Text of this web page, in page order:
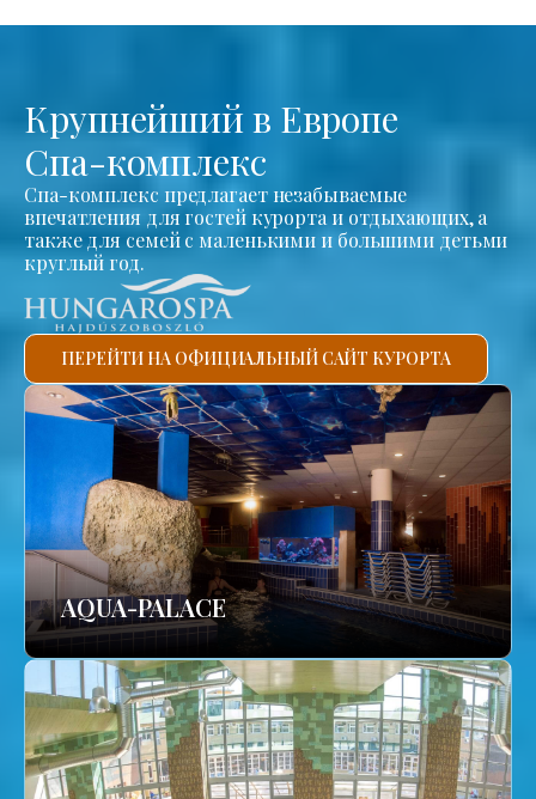
Крупнейший в Европе
Спа-комплекс
Спа-комплекс предлагает незабываемые
впечатления для гостей курорта и отдыхающих, а
также для семей с маленькими и большими детьми
круглый год.
ПЕРЕЙТИ НА ОФИЦИАЛЬНЫЙ САЙТ КУРОРТА
AQUA-PALACE